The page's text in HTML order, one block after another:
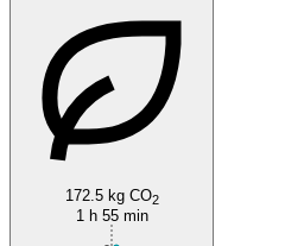
172.5 kg CO2
1 h 55 min